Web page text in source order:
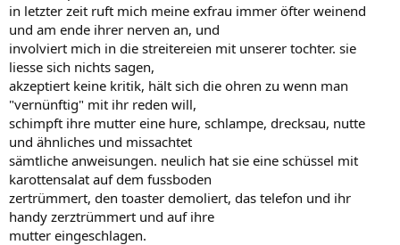
in letzter zeit ruft mich meine exfrau immer öfter weinend
und am ende ihrer nerven an, und
involviert mich in die streitereien mit unserer tochter. sie
liesse sich nichts sagen,
akzeptiert keine kritik, hält sich die ohren zu wenn man
"vernünftig" mit ihr reden will,
schimpft ihre mutter eine hure, schlampe, drecksau, nutte
und ähnliches und missachtet
sämtliche anweisungen. neulich hat sie eine schüssel mit
karottensalat auf dem fussboden
zertrümmert, den toaster demoliert, das telefon und ihr
handy zerztrümmert und auf ihre
mutter eingeschlagen.